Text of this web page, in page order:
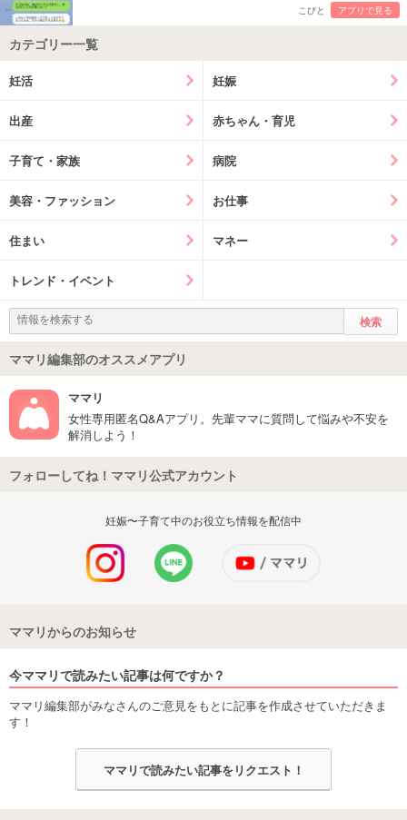
こびと アプリで見る
カテゴリー一覧
妊活 妊娠
出産 赤ちゃん・育児
子育て・家族 病院
美容・ファッション お仕事
住まい マネー
トレンド・イベント
ママリ編集部のオススメアプリ
ママリ
女性専用匿名Q&Aアプリ。先輩ママに質問して悩みや不安を
解消しよう！
フォローしてね！ママリ公式アカウント
妊娠〜子育て中のお役立ち情報を配信中
ママリからのお知らせ
今ママリで読みたい記事は何ですか？
ママリ編集部がみなさんのご意見をもとに記事を作成させていただきま
す！
ママリで読みたい記事をリクエスト！